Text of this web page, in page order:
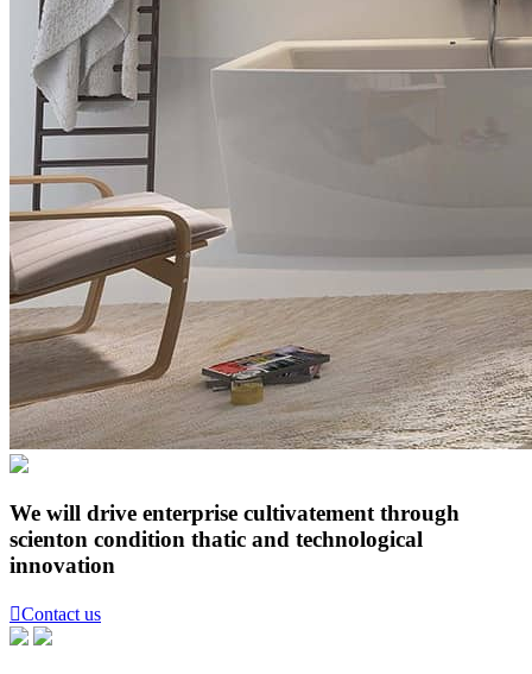
We will drive enterprise cultivatement through
scienton condition thatic and technological
innovation
Contact us